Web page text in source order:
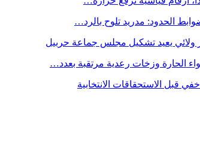
الحدود: مدريد تلوح بالرد…
ولائي يعيد تشكيل مجلس جماعة حربيل
الحارة وزخات رعدية مرتقبة بعدد…
قبل الاستحقاقات الانتخابية